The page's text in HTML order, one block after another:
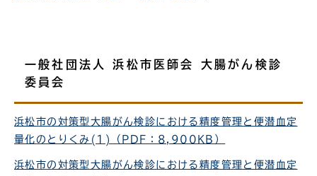
一般社団法人 浜松市医師会 大腸がん検診
委員会
浜松市の対策型大腸がん検診における精度管理と便潜血定
量化のとりくみ(1)（PDF：8,900KB）
浜松市の対策型大腸がん検診における精度管理と便潜血定